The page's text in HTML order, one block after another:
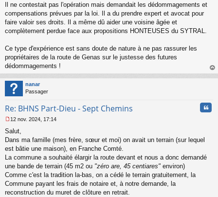
g
e
n
o
u
Il ne contestait pas l'opération mais demandait les dédommagements et
compensations prévues par la loi. Il a du prendre expert et avocat pour
faire valoir ses droits. Il a même dû aider une voisine âgée et
complètement perdue face aux propositions HONTEUSES du SYTRAL.
Ce type d'expérience est sans doute de nature à ne pas rassurer les
propriétaires de la route de Genas sur le justesse des futures
dédommagements !
au
nanar
Passager
Re: BHNS Part-Dieu - Sept Chemins
e
s
s
g
e
n
o
n
12 nov. 2024, 17:14
Salut,
Dans ma famille (mes frère, sœur et moi) on avait un terrain (sur lequel
est bâtie une maison), en Franche Comté.
La commune a souhaité élargir la route devant et nous a donc demandé
une bande de terrain (45 m2 ou "zéro are, 45 centiares" environ)
Comme c'est la tradition la-bas, on a cédé le terrain gratuitement, la
Commune payant les frais de notaire et, à notre demande, la
reconstruction du muret de clôture en retrait.